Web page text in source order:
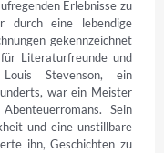
Erlebnisse zu
durch eine lebendige
gekennzeichnet
Literaturfreunde und
Stevenson, ein
war ein Meister
Sein
und eine unstillbare
ihn, Geschichten zu